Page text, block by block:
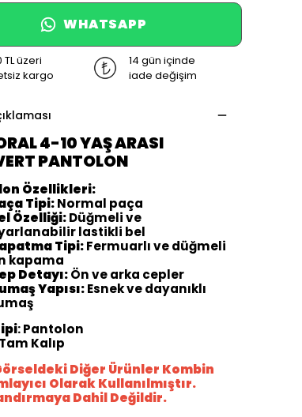
WHATSAPP
TL üzeri
kargo
14 gün içinde
iade değişim
4-10 YAŞ ARASI
PANTOLON
Özellikleri:
Tipi:Normal paça
Özelliği:Düğmeli ve
lastikli bel
Tipi:Fermuarlı ve düğmeli
kapama
Detayı:Ön ve arka cepler
Yapısı:Esnek ve dayanıklı
: Pantolon
Kalıp
Diğer Ürünler Kombin
Olarak Kullanılmıştır.
Dahil Değildir.